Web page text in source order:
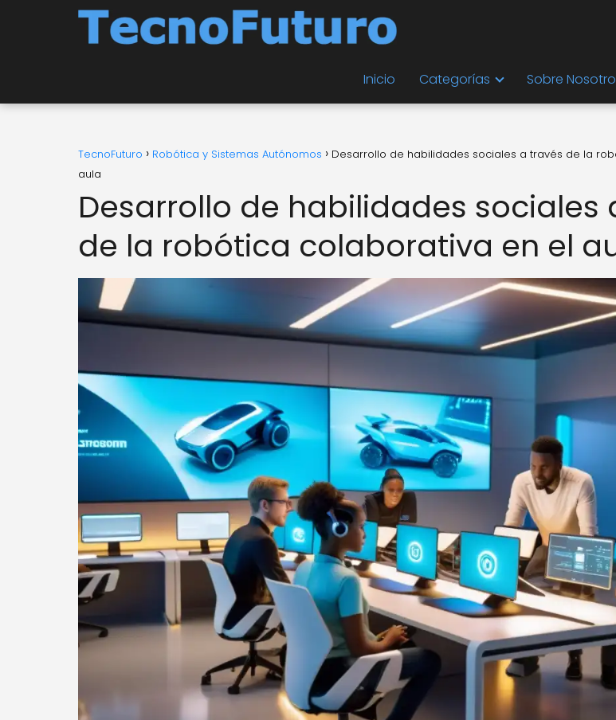
Inicio Categorías Sobre
TecnoFuturo Robótica y Sistemas Autónomos
Desarrollo de habilidades sociales a través de la
aula
Desarrollo de habilidades sociales
de la robótica colaborativa en el